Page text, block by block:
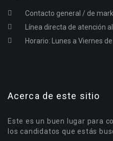
Contacto general / de
Línea directa de atención
Horario: Lunes a Viernes
Acerca de este sitio
Este es un buen lugar para
los candidatos que estás